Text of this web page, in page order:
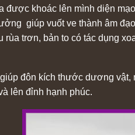
được khoác lên mình diện
giúp vuốt ve thành âm
rùa trơn, bản to có tác dụng
đôn kích thước dương
lên đỉnh hạnh phúc.